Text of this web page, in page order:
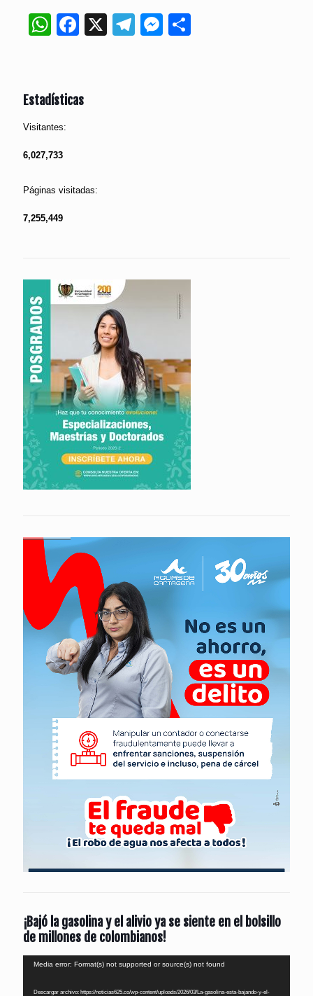
WhatsApp
Facebook
X Telegram
Messenger
Estadísticas
Visitantes:
6,027,733
Páginas visitadas:
7,255,449
¡Bajó la gasolina y el alivio ya se siente en el bolsillo
de millones de colombianos!
Reproductor
Media error: Format(s) not supported or source(s) not found
Descargar archivo: https://noticias625.co/wp-content/uploads/2026/03/La-gasolina-esta-bajando-y-el-